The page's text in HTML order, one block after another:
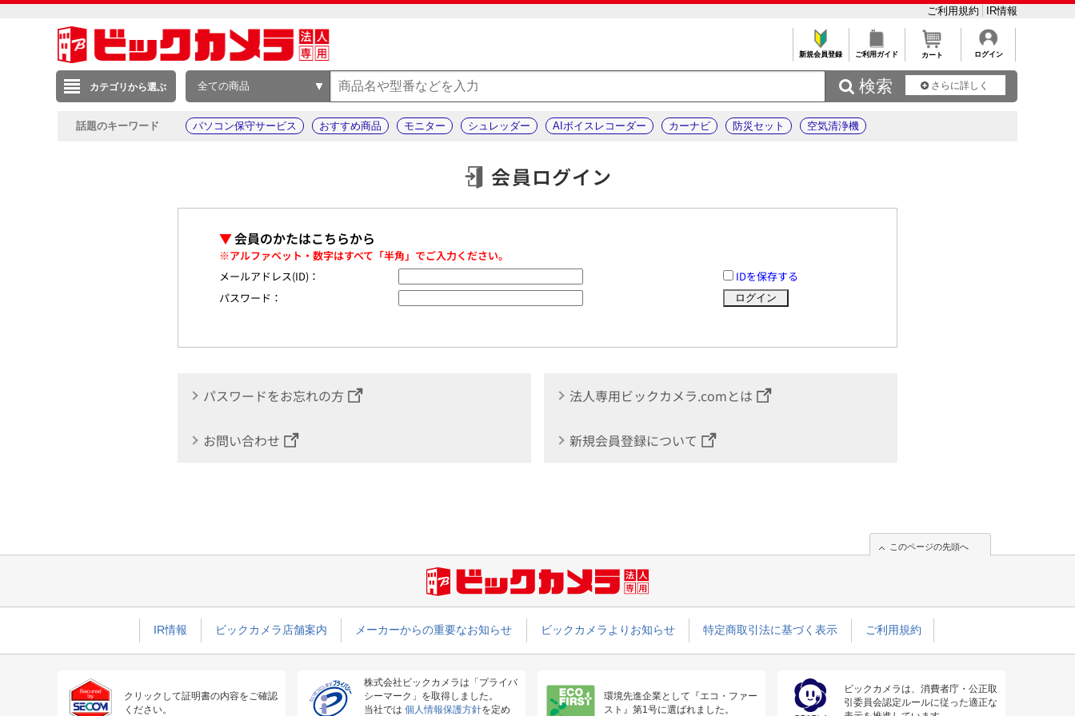
ご利用規約 IR情報
新規会員登録 ご利用ガイド カート ログイン
カテゴリから選ぶ 全ての商品  検索 さらに詳しく
話題のキーワード パソコン保守サービス おすすめ商品 モニター シュレッダー AIボイスレコーダー カーナビ 防災セット 空気清浄機
会員ログイン
▼会員のかたはこちらから
※アルファベット・数字はすべて「半角」でご入力ください。
メールアドレス(ID)：
IDを保存する
パスワード：
パスワードをお忘れの方 法人専用ビックカメラ.comとは
お問い合わせ 新規会員登録について
このページの先頭へ
IR情報 ビックカメラ店舗案内 メーカーからの重要なお知らせ ビックカメラよりお知らせ 特定商取引法に基づく表示 ご利用規約
クリックして証明書の内容をご確認
ください。
株式会社ビックカメラは「プライバ
シーマーク」を取得しました。
当社では 個人情報保護方針を定め
環境先進企業として『エコ・ファー
スト』第1号に選ばれました。
ビックカメラは、消費者庁・公正取
引委員会認定ルールに従った適正な